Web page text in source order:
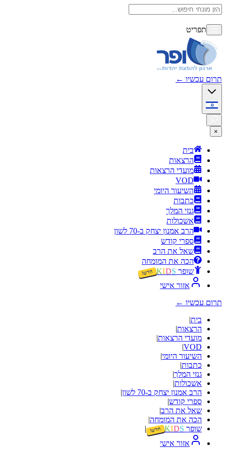
תפריט
תרום עכשיו ←
×
בית
הרצאות
מועדי הרצאות
VOD
השיעור היומי
כתבות
גנזי המלך
אשכולות
הרב אמנון יצחק ב-70 לשון
ספרי קודש
שאל את הרב
הכה את המומחה
שופר
KIDS חדש!
אזור אישי
תרום עכשיו ←
בית|
הרצאות|
מועדי הרצאות|
VOD
|
השיעור היומי|
כתבות|
גנזי המלך|
אשכולות|
הרב אמנון יצחק ב-70 לשון
|
ספרי קודש|
שאל את הרב|
הכה את המומחה|
שופר
KIDS חדש! |
אזור אישי